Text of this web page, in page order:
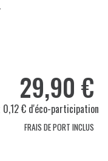
29,90 €
0,12 € d'éco-participation
FRAIS DE PORT INCLUS